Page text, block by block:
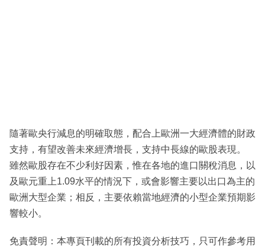
隨著歐央行減息的明確取態，配合上歐洲一大經濟體的財政
支持，有望改善未來經濟增長，支持中長線的歐股表現。
雖然歐股存在不少利好因素，惟在各地的進口關稅消息，以
及歐元重上1.09水平的情況下，或會影響主要以出口為主的
歐洲大型企業；相反，主要依賴當地經濟的小型企業預期影
響較小。
免責聲明：本專頁刊載的所有投資分析技巧，只可作參考用